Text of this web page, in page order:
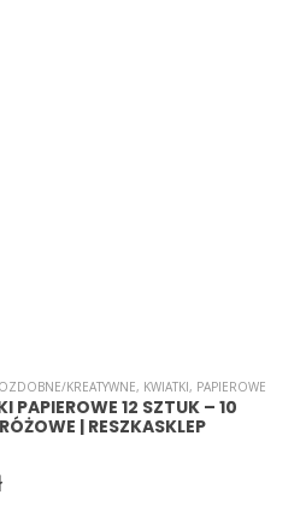
KREATYWNE, KWIATKI, PAPIEROWE
PAPIEROWE 12 SZTUK – 10
| RESZKASKLEP